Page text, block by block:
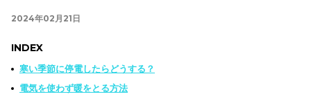
2024年02月21日
INDEX
寒い季節に停電したらどうする？
電気を使わず暖をとる方法